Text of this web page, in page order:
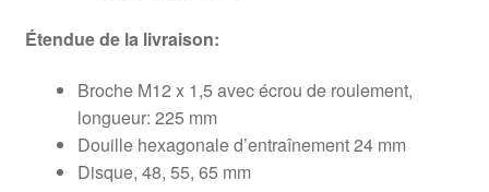
Étendue de la livraison:
Broche M12 x 1,5 avec écrou de roulement,
longueur: 225 mm
Douille hexagonale d’entraînement 24 mm
Disque, 48, 55, 65 mm